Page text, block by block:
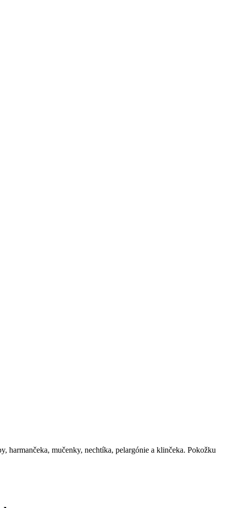
harmančeka, mučenky, nechtíka, pelargónie a klinčeka. Pokožku